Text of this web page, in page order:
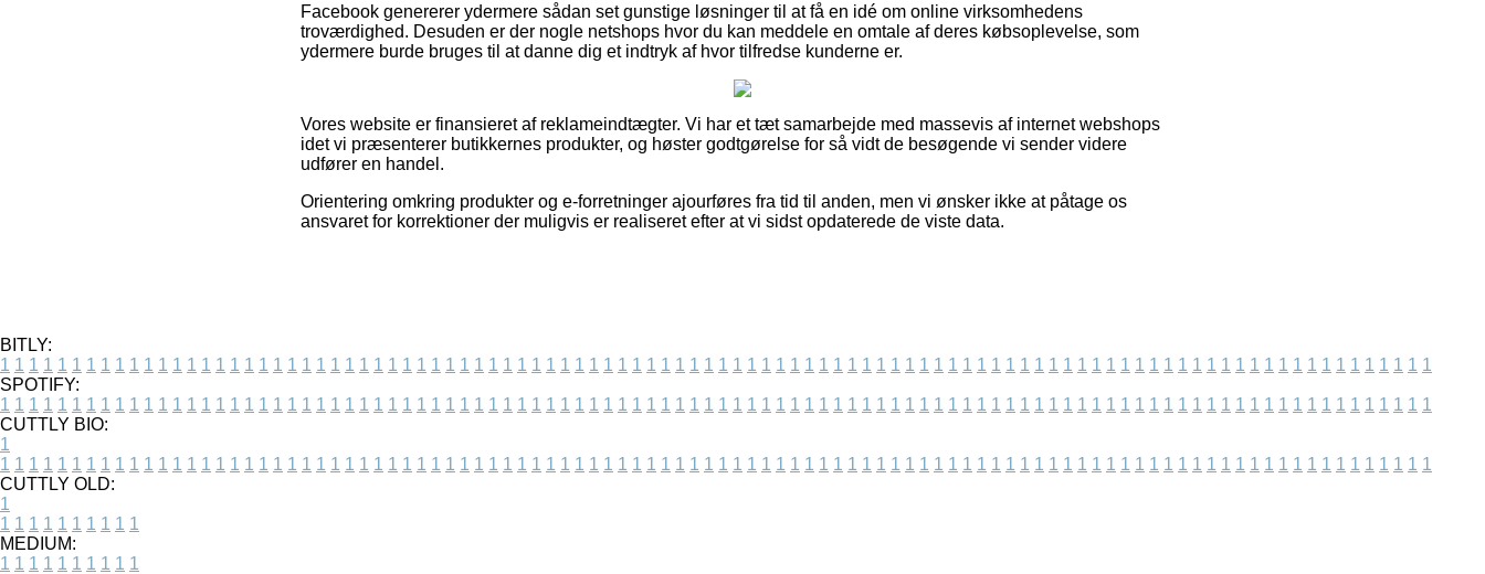
Facebook genererer ydermere sådan set gunstige løsninger til at få en idé om online virksomhedens
troværdighed. Desuden er der nogle netshops hvor du kan meddele en omtale af deres købsoplevelse, som
ydermere burde bruges til at danne dig et indtryk af hvor tilfredse kunderne er.
Vores website er finansieret af reklameindtægter. Vi har et tæt samarbejde med massevis af internet webshops
idet vi præsenterer butikkernes produkter, og høster godtgørelse for så vidt de besøgende vi sender videre
udfører en handel.
Orientering omkring produkter og e-forretninger ajourføres fra tid til anden, men vi ønsker ikke at påtage os
ansvaret for korrektioner der muligvis er realiseret efter at vi sidst opdaterede de viste data.
BITLY:
1 1 1 1 1 1 1 1 1 1 1 1 1 1 1 1 1 1 1 1 1 1 1 1 1 1 1 1 1 1 1 1 1 1 1 1 1 1 1 1 1 1 1 1 1 1 1 1 1 1 1 1 1 1 1 1 1 1 1 1 1 1 1 1 1 1 1 1 1 1 1 1 1 1 1 1 1 1 1 1 1 1 1 1 1 1 1 1 1 1 1 1 1 1 1 1 1 1 1 1
SPOTIFY:
1 1 1 1 1 1 1 1 1 1 1 1 1 1 1 1 1 1 1 1 1 1 1 1 1 1 1 1 1 1 1 1 1 1 1 1 1 1 1 1 1 1 1 1 1 1 1 1 1 1 1 1 1 1 1 1 1 1 1 1 1 1 1 1 1 1 1 1 1 1 1 1 1 1 1 1 1 1 1 1 1 1 1 1 1 1 1 1 1 1 1 1 1 1 1 1 1 1 1 1
CUTTLY BIO:
1
1 1 1 1 1 1 1 1 1 1 1 1 1 1 1 1 1 1 1 1 1 1 1 1 1 1 1 1 1 1 1 1 1 1 1 1 1 1 1 1 1 1 1 1 1 1 1 1 1 1 1 1 1 1 1 1 1 1 1 1 1 1 1 1 1 1 1 1 1 1 1 1 1 1 1 1 1 1 1 1 1 1 1 1 1 1 1 1 1 1 1 1 1 1 1 1 1 1 1 1
CUTTLY OLD:
1
1 1 1 1 1 1 1 1 1 1
MEDIUM:
1 1 1 1 1 1 1 1 1 1